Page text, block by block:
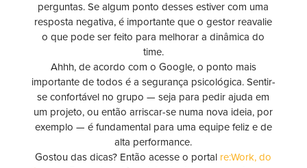
perguntas. Se algum ponto desses estiver com uma
resposta negativa, é importante que o gestor reavalie
o que pode ser feito para melhorar a dinâmica do
time.
Ahhh, de acordo com o Google, o ponto mais
importante de todos é a segurança psicológica. Sentir-
se confortável no grupo — seja para pedir ajuda em
um projeto, ou então arriscar-se numa nova ideia, por
exemplo — é fundamental para uma equipe feliz e de
alta performance.
Gostou das dicas? Então acesse o portal re:Work, do